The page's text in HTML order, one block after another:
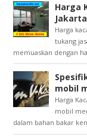
Harga
Harga
tukang
memuaskan dengan
mobil
Harga
mobil
dalam bahan bakar